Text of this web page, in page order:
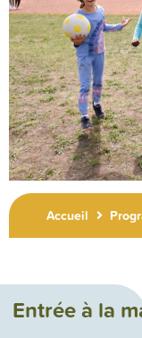
Accueil
Entrée à la